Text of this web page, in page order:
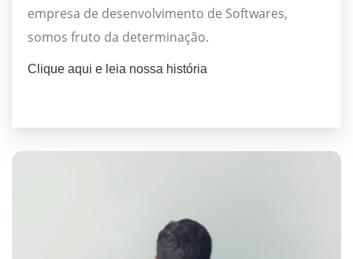
empresa de desenvolvimento de Softwares,
somos fruto da determinação.
Clique aqui e leia nossa história